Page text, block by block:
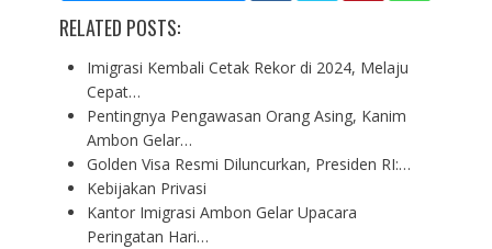
RELATED POSTS:
Imigrasi Kembali Cetak Rekor di 2024, Melaju
Cepat…
Pentingnya Pengawasan Orang Asing, Kanim
Ambon Gelar…
Golden Visa Resmi Diluncurkan, Presiden RI:…
Kebijakan Privasi
Kantor Imigrasi Ambon Gelar Upacara
Peringatan Hari…